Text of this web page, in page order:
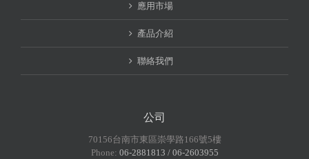
應用市場
產品介紹
聯絡我們
公司
70156台南市東區崇學路166號5樓
Phone: 06-2881813 / 06-2603955